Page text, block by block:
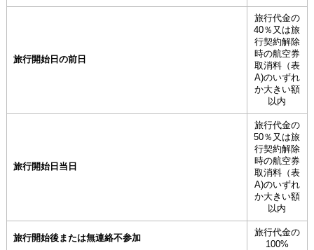
旅行開始日の前日
旅行代金の
40％又は旅
行契約解除
時の航空券
取消料（表
A)のいずれ
か大きい額
以内
旅行開始日当日
旅行代金の
50％又は旅
行契約解除
時の航空券
取消料（表
A)のいずれ
か大きい額
以内
旅行開始後または無連絡不参加
旅行代金の
100%